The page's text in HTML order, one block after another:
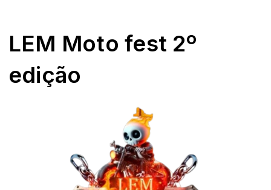
LEM Moto fest 2º
edição